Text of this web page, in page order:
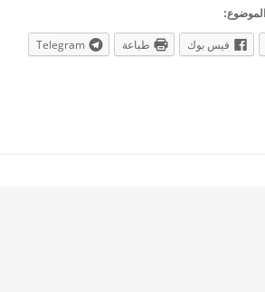
فيس بوك طباعة Telegram